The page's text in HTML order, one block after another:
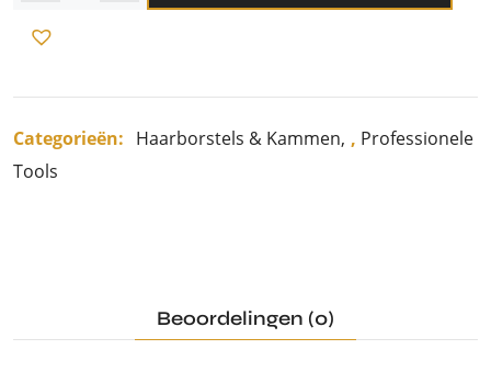
Categorieën: Haarborstels & Kammen , Professionele
Tools
Beoordelingen (0)